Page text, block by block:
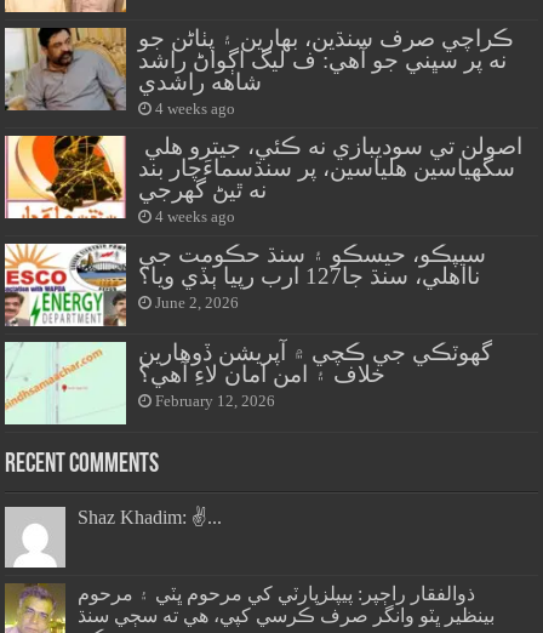
ڪراچي صرف سنڌين، بهارين ۽ پٺاڻن جو
نه پر سڀني جو آهي: ف ليگ اڳواڻ راشد
شاهه راشدي
4 weeks ago
سگهياسين هلياسين، پر سنڌسماءَچار بند
نه ٿيڻ گهرجي
4 weeks ago
سيپڪو، حيسڪو ۽ سنڌ حڪومت جي
نااهلي، سنڌ جا127 ارب رپيا ٻڏي ويا؟
June 2, 2026
گهوٽڪي جي ڪچي ۾ آپريشن ڏوهارين
خلاف ۽ امن امان لاءِ آهي؟
February 12, 2026
Recent Comments
Shaz Khadim: ✌️...
ذوالفقار راڄپر: پيپلزپارٽي کي مرحوم ڀٽي ۽ مرحوم
بينظير ڀٽو وانگر صرف ڪرسي کپي، هي ته سڄي سنڌ